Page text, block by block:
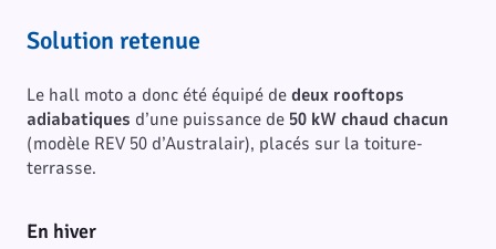
Solution retenue
Le hall moto a donc été équipé dedeux rooftops
adiabatiques d’une puissance de 50 kW chaud chacun
(modèle REV 50 d’Australair), placés sur la toiture-
terrasse.
En hiver